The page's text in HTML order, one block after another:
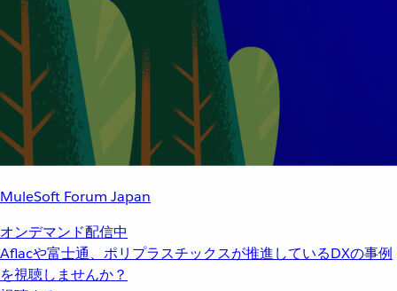
MuleSoft Forum Japan
オンデマンド配信中
Aflacや富士通、ポリプラスチックスが推進しているDXの事例
を視聴しませんか？